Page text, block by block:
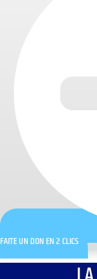
FAITE UN DON EN 2 CLICS